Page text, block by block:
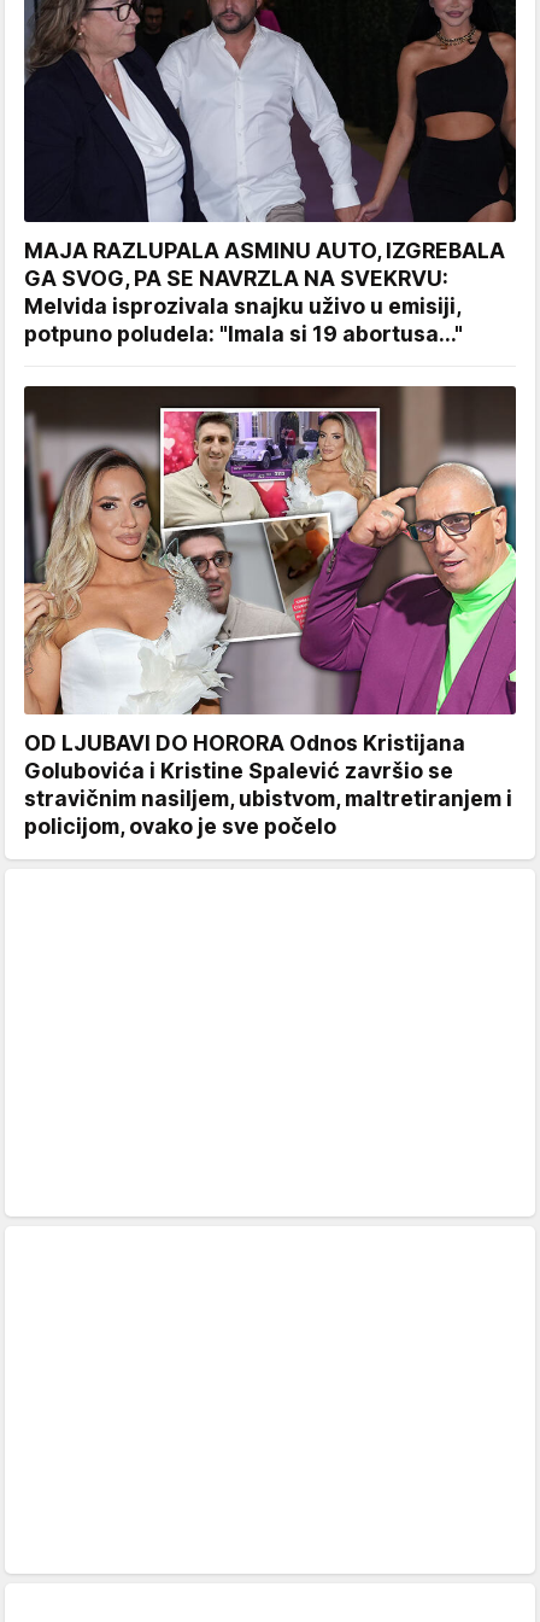
MAJA RAZLUPALA ASMINU AUTO, IZGREBALA
GA SVOG, PA SE NAVRZLA NA SVEKRVU:
Melvida isprozivala snajku uživo u emisiji,
potpuno poludela: "Imala si 19 abortusa..."
OD LJUBAVI DO HORORA Odnos Kristijana
Golubovića i Kristine Spalević završio se
stravičnim nasiljem, ubistvom, maltretiranjem i
policijom, ovako je sve počelo